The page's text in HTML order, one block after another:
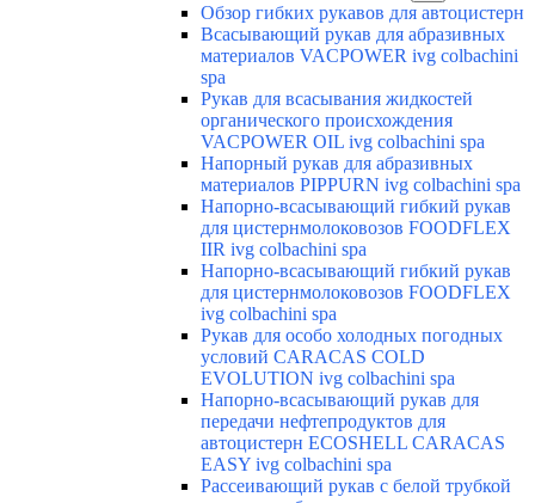
Обзор гибких рукавов для автоцистерн
Всасывающий рукав для абразивных
материалов VACPOWER ivg colbachini
spa
Рукав для всасывания жидкостей
органического происхождения
VACPOWER OIL ivg colbachini spa
Напорный рукав для абразивных
материалов PIPPURN ivg colbachini spa
Напорно-всасывающий гибкий рукав
для цистернмолоковозов FOODFLEX
IIR ivg colbachini spa
Напорно-всасывающий гибкий рукав
для цистернмолоковозов FOODFLEX
ivg colbachini spa
Рукав для особо холодных погодных
условий CARACAS COLD
EVOLUTION ivg colbachini spa
Напорно-всасывающий рукав для
передачи нефтепродуктов для
автоцистерн ECOSHELL CARACAS
EASY ivg colbachini spa
Рассеивающий рукав с белой трубкой